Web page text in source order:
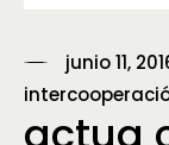
junio 11,